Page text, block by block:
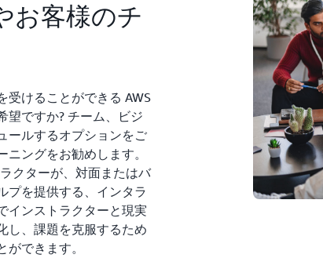
お客様のチ
受けることができる AWS
望ですか? チーム、ビジ
ールするオプションをご
ングをお勧めします。
クターが、対面またはバ
プを提供する、インタラ
インストラクターと現実
し、課題を克服するため
できます。